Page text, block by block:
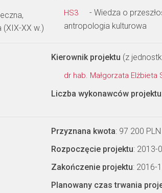
XX w.)
HS3
- Wiedza o
antropologia kulturowa
Kierownik projektu (z
dr hab. Małgorzata Elżbieta
Liczba wykonawców projektu
Przyznana kwota: 97 200 PLN
Rozpoczęcie projektu: 2013-
Zakończenie projektu: 2016-
Planowany czas trwania